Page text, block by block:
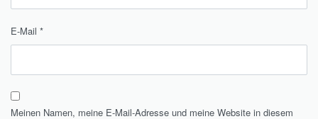
E-Mail *
Meinen Namen, meine E-Mail-Adresse und meine Website in diesem